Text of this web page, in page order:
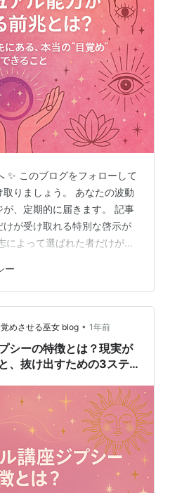
✨ このブログをフォローして
りましょう。 あなたの波動
、定期的に届きます。 記事
が受け取れる特別な啓示が
によって選ばれた者だけが、
ギフト】を ご用意していま
めてください。 【スピリチ
頃──】 最初はただ「なんとな
奇心でした。 目に見えない
き寄せ。 知れば知るほど、
…
ー
めさせる巫女 blog • 1年前
シーの特徴とは？現実が
、抜け出すための3ステ